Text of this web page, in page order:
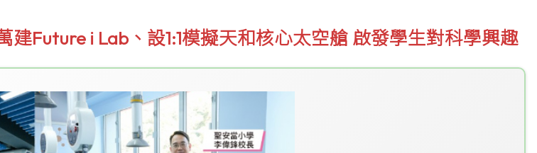
Future i Lab、設1:1模擬天和核心太空艙 啟發學生對科學興趣